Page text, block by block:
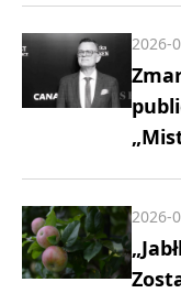
2026-
2026-